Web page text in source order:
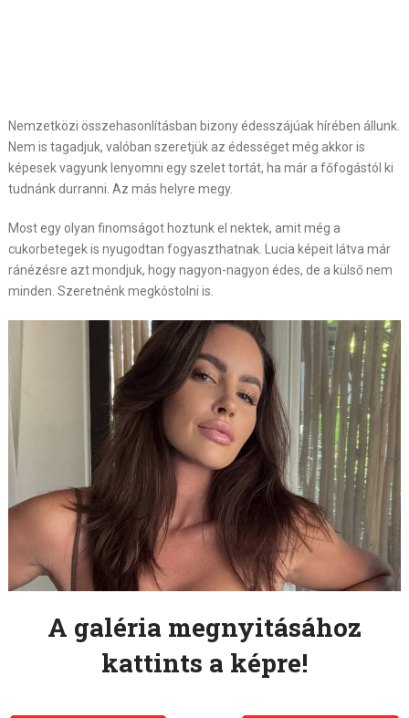
Nemzetközi összehasonlításban bizony édesszájúak hírében állunk.
Nem is tagadjuk, valóban szeretjük az édességet még akkor is
képesek vagyunk lenyomni egy szelet tortát, ha már a főfogástól ki
tudnánk durranni. Az más helyre megy.
Most egy olyan finomságot hoztunk el nektek, amit még a
cukorbetegek is nyugodtan fogyaszthatnak. Lucia képeit látva már
ránézésre azt mondjuk, hogy nagyon-nagyon édes, de a külső nem
minden. Szeretnénk megkóstolni is.
A galéria megnyitásához
kattints a képre!